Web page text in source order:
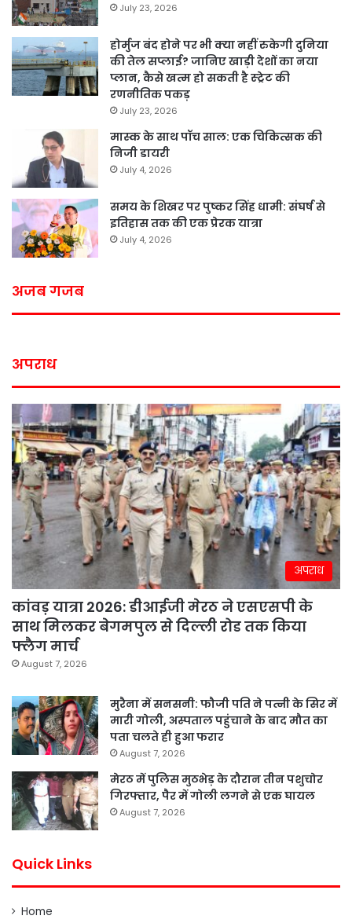
July 23, 2026
होर्मुज बंद होने पर भी क्या नहीं रुकेगी दुनिया
की तेल सप्लाई? जानिए खाड़ी देशों का नया
प्लान, कैसे खत्म हो सकती है स्ट्रेट की
रणनीतिक पकड़
July 23, 2026
मास्क के साथ पॉच साल: एक चिकित्सक की
निजी डायरी
July 4, 2026
समय के शिखर पर पुष्कर सिंह धामी: संघर्ष से
इतिहास तक की एक प्रेरक यात्रा
July 4, 2026
अजब गजब
अपराध
अपराध
कांवड़ यात्रा 2026: डीआईजी मेरठ ने एसएसपी के
साथ मिलकर बेगमपुल से दिल्ली रोड तक किया
फ्लैग मार्च
August 7, 2026
मुरैना में सनसनी: फौजी पति ने पत्नी के सिर में
मारी गोली, अस्पताल पहुंचाने के बाद मौत का
पता चलते ही हुआ फरार
August 7, 2026
मेरठ में पुलिस मुठभेड़ के दौरान तीन पशुचोर
गिरफ्तार, पैर में गोली लगने से एक घायल
August 7, 2026
Quick Links
Home